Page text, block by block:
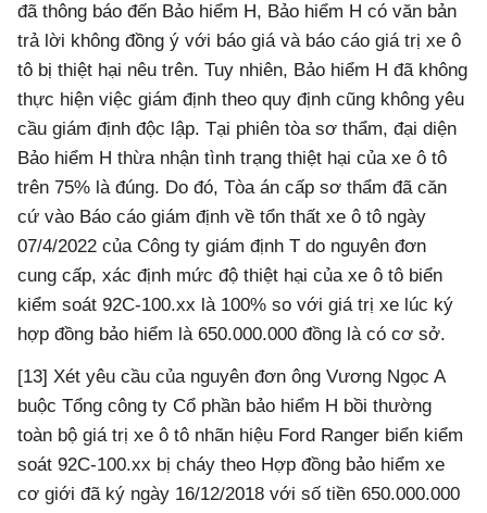
đã thông báo đến Bảo hiểm H, Bảo hiểm H có văn bản
trả lời không đồng ý với báo giá và báo cáo giá trị xe ô
tô bị thiệt hại nêu trên. Tuy nhiên, Bảo hiểm H đã không
thực hiện việc giám định theo quy định cũng không yêu
cầu giám định độc lập. Tại phiên tòa sơ thẩm, đại diện
Bảo hiểm H thừa nhận tình trạng thiệt hại của xe ô tô
trên 75% là đúng. Do đó, Tòa án cấp sơ thẩm đã căn
cứ vào Báo cáo giám định về tổn thất xe ô tô ngày
07/4/2022 của Công ty giám định T do nguyên đơn
cung cấp, xác định mức độ thiệt hại của xe ô tô biển
kiểm soát 92C-100.xx là 100% so với giá trị xe lúc ký
hợp đồng bảo hiểm là 650.000.000 đồng là có cơ sở.
[13] Xét yêu cầu của nguyên đơn ông Vương Ngọc A
buộc Tổng công ty Cổ phần bảo hiểm H bồi thường
toàn bộ giá trị xe ô tô nhãn hiệu Ford Ranger biển kiểm
soát 92C-100.xx bị cháy theo Hợp đồng bảo hiểm xe
cơ giới đã ký ngày 16/12/2018 với số tiền 650.000.000